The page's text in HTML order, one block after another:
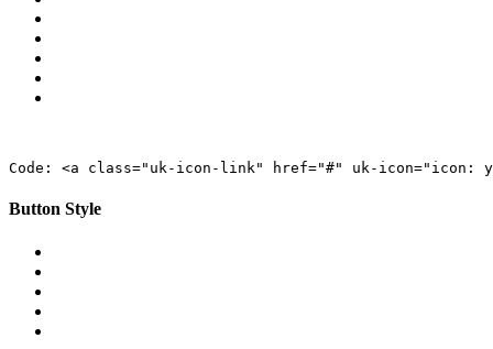
Code: <a class="uk-icon-link" href="#" uk-icon="icon:
Button Style